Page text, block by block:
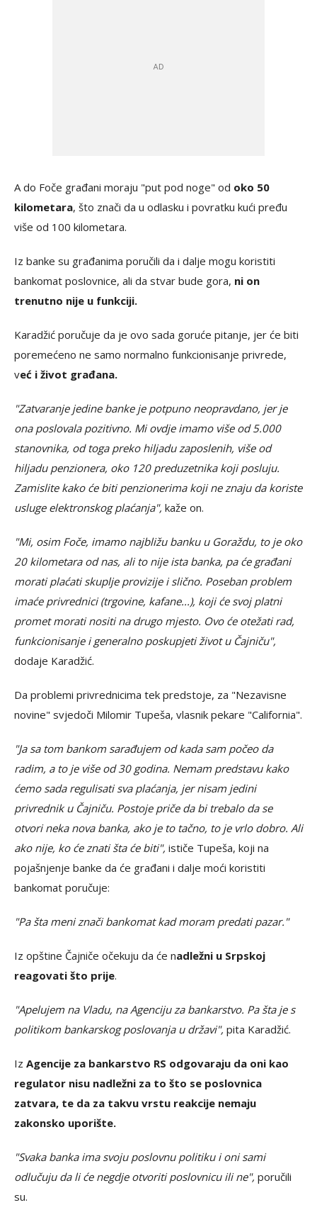
A do Foče građani moraju "put pod noge" od oko 50
kilometara, što znači da u odlasku i povratku kući pređu
više od 100 kilometara.
Iz banke su građanima poručili da i dalje mogu koristiti
bankomat poslovnice, ali da stvar bude gora, ni on
trenutno nije u funkciji.
Karadžić poručuje da je ovo sada goruće pitanje, jer će biti
poremećeno ne samo normalno funkcionisanje privrede,
već i život građana.
"Zatvaranje jedine banke je potpuno neopravdano, jer je
ona poslovala pozitivno. Mi ovdje imamo više od 5.000
stanovnika, od toga preko hiljadu zaposlenih, više od
hiljadu penzionera, oko 120 preduzetnika koji posluju.
Zamislite kako će biti penzionerima koji ne znaju da koriste
usluge elektronskog plaćanja", kaže on.
"Mi, osim Foče, imamo najbližu banku u Goraždu, to je oko
20 kilometara od nas, ali to nije ista banka, pa će građani
morati plaćati skuplje provizije i slično. Poseban problem
imaće privrednici (trgovine, kafane...), koji će svoj platni
promet morati nositi na drugo mjesto. Ovo će otežati rad,
funkcionisanje i generalno poskupjeti život u Čajniču",
dodaje Karadžić.
Da problemi privrednicima tek predstoje, za "Nezavisne
novine" svjedoči Milomir Tupeša, vlasnik pekare "California".
"Ja sa tom bankom sarađujem od kada sam počeo da
radim, a to je više od 30 godina. Nemam predstavu kako
ćemo sada regulisati sva plaćanja, jer nisam jedini
privrednik u Čajniču. Postoje priče da bi trebalo da se
otvori neka nova banka, ako je to tačno, to je vrlo dobro. Ali
ako nije, ko će znati šta će biti", ističe Tupeša, koji na
pojašnjenje banke da će građani i dalje moći koristiti
bankomat poručuje:
"Pa šta meni znači bankomat kad moram predati pazar."
Iz opštine Čajniče očekuju da će nadležni u Srpskoj
reagovati što prije.
"Apelujem na Vladu, na Agenciju za bankarstvo. Pa šta je s
politikom bankarskog poslovanja u državi", pita Karadžić.
Iz Agencije za bankarstvo RS odgovaraju da oni kao
regulator nisu nadležni za to što se poslovnica
zatvara, te da za takvu vrstu reakcije nemaju
zakonsko uporište.
"Svaka banka ima svoju poslovnu politiku i oni sami
odlučuju da li će negdje otvoriti poslovnicu ili ne", poručili
su.